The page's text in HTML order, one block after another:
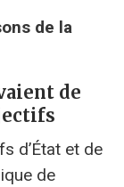
de la
de
d’État et de
de